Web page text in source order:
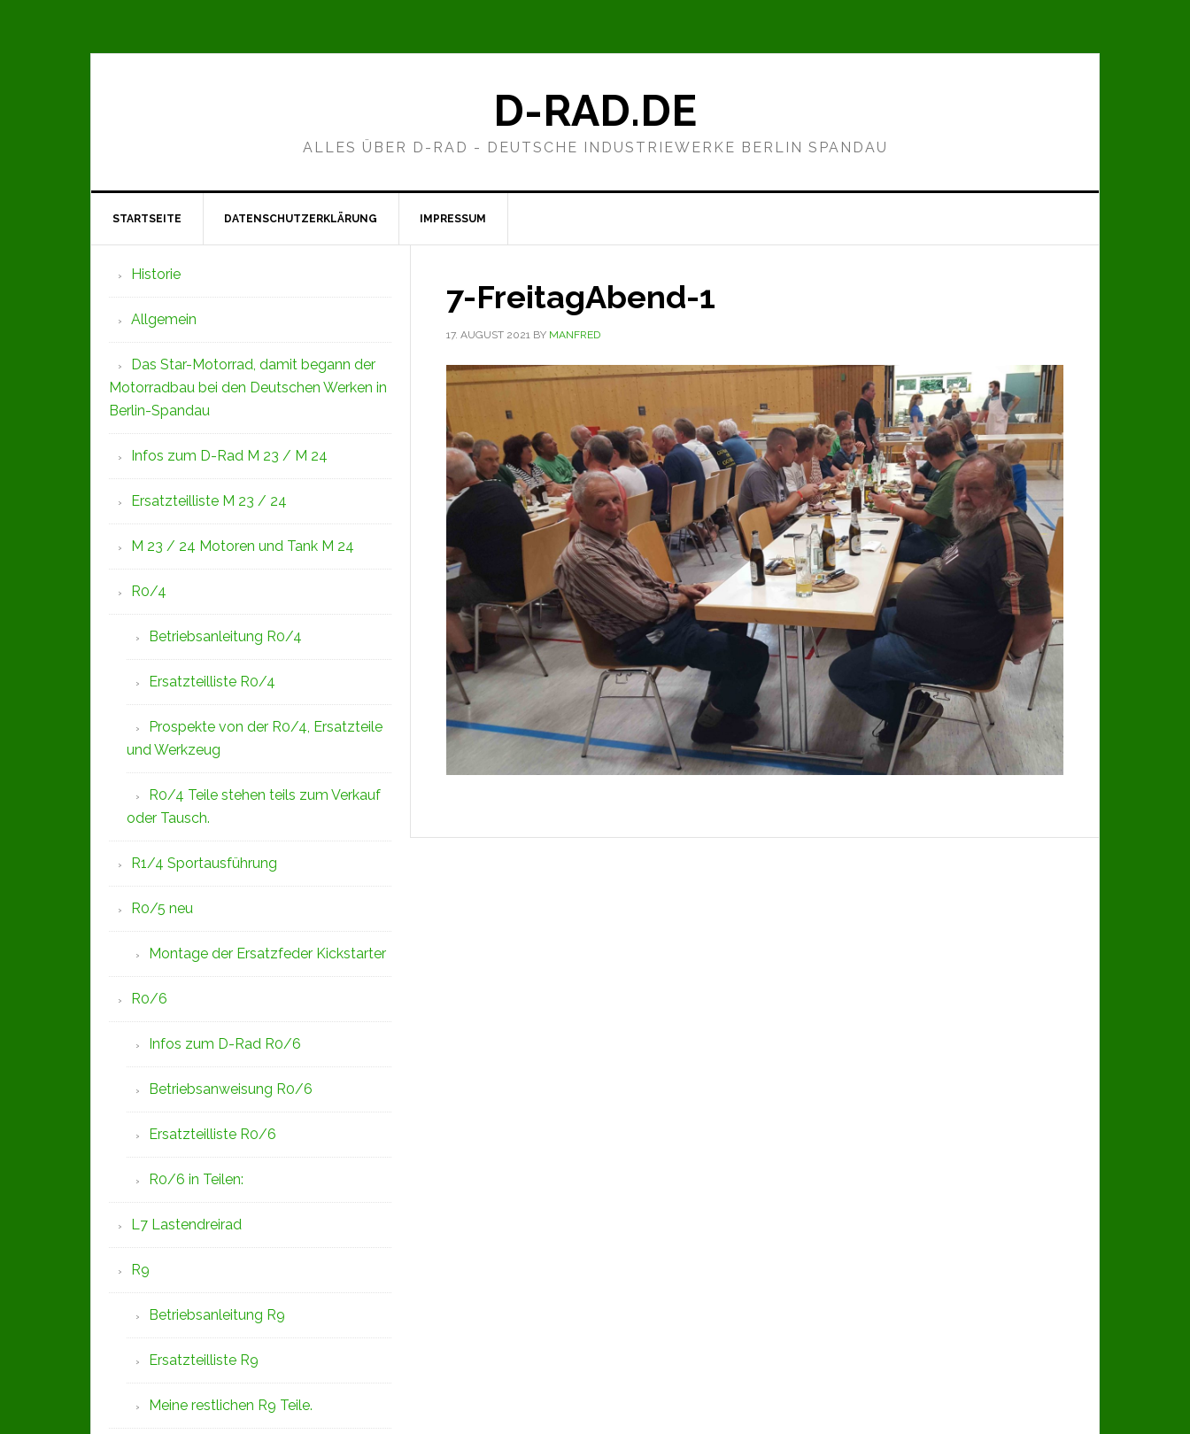
D-RAD.DE
ALLES ÜBER D-RAD - DEUTSCHE INDUSTRIEWERKE BERLIN SPANDAU
STARTSEITE DATENSCHUTZERKLÄRUNG IMPRESSUM
7-FreitagAbend-1
17. AUGUST 2021 BY MANFRED
Seitenspalte
Historie
Allgemein
Das Star-Motorrad, damit begann der
Motorradbau bei den Deutschen Werken in
Berlin-Spandau
Infos zum D-Rad M 23 / M 24
Ersatzteilliste M 23 / 24
M 23 / 24 Motoren und Tank M 24
R0/4
Betriebsanleitung R0/4
Ersatzteilliste R0/4
Prospekte von der R0/4, Ersatzteile
und Werkzeug
R0/4 Teile stehen teils zum Verkauf
oder Tausch.
R1/4 Sportausführung
R0/5 neu
Montage der Ersatzfeder Kickstarter
R0/6
Infos zum D-Rad R0/6
Betriebsanweisung R0/6
Ersatzteilliste R0/6
R0/6 in Teilen:
L7 Lastendreirad
R9
Betriebsanleitung R9
Ersatzteilliste R9
Meine restlichen R9 Teile.